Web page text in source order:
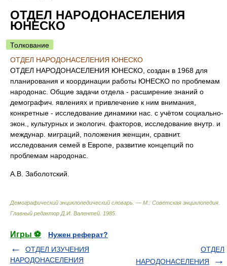
ОТДЕЛ НАРОДОНАСЕЛЕНИЯ
ЮНЕСКО
Толкование
ОТДЕЛ НАРОДОНАСЕЛЕНИЯ ЮНЕСКО
ОТДЕЛ НАРОДОНАСЕЛЕНИЯ ЮНЕСКО, создан в 1968 для
планирования и координации работы ЮНЕСКО по проблемам
народонас. Общие задачи отдела - расширение знаний о
демографич. явлениях и привлечение к ним внимания,
конкретные - исследование динамики нас. с учётом социально-
экон., культурных и экологич. факторов, исследование внутр. и
междунар. миграций, положения женщин, сравнит.
исследования семей в Европе, развитие концепций по
проблемам народонас.
А.В. Заболотский.
Демографический энциклопедический словарь. — М.: Советская энциклопедия
Главный редактор Д.И. Валентей 1985
Игры ⚽
Нужен реферат?
ОТДЕЛ ИЗУЧЕНИЯ
НАРОДОНАСЕЛЕНИЯ
ОТДЕЛ
НАРОДОНАСЕЛЕНИЯ